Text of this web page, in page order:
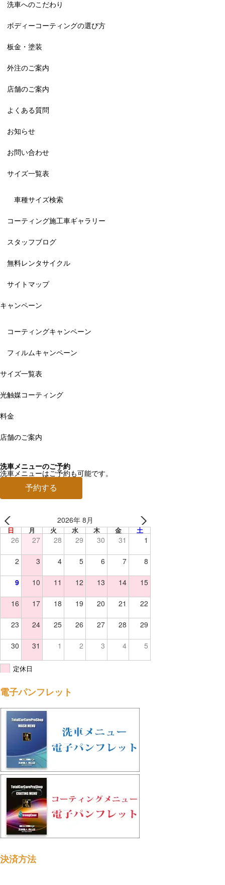
洗車へのこだわり
ボディーコーティングの選び方
板金・塗装
外注のご案内
店舗のご案内
よくある質問
お知らせ
お問い合わせ
サイズ一覧表
車種サイズ検索
コーティング施工車ギャラリー
スタッフブログ
無料レンタサイクル
サイトマップ
キャンペーン
コーティングキャンペーン
フィルムキャンペーン
サイズ一覧表
光触媒コーティング
料金
店舗のご案内
洗車メニューのご予約
洗車メニューはご予約も可能です。
予約する
2026年 8月
日 月 火 水 木 金 土
26 27 28 29 30 31 1
2 3 4 5 6 7 8
9 10 11 12 13 14 15
16 17 18 19 20 21 22
23 24 25 26 27 28 29
30 31 1 2 3 4 5
定休日
電子パンフレット
決済方法